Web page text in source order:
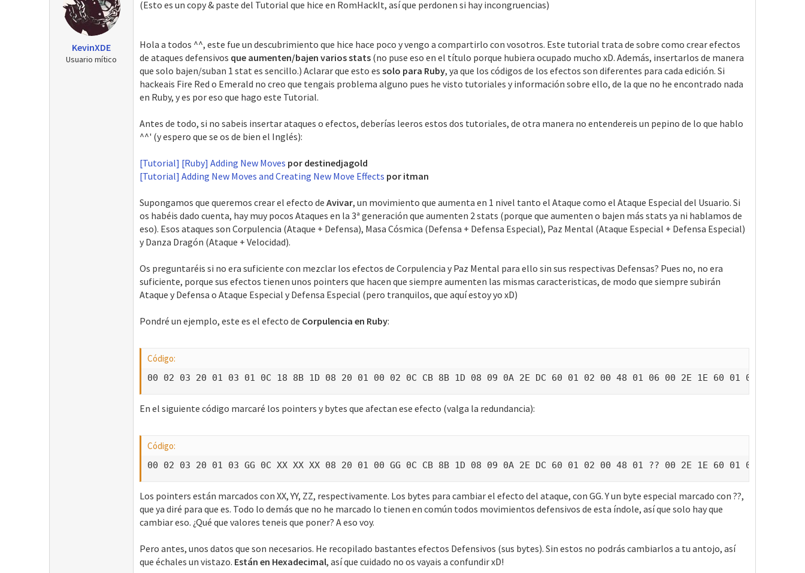
a
d
n
KevinXDE
Usuario mítico
(Esto es un copy & paste del Tutorial que hice en RomHackIt, así que perdonen si hay incongruencias)
Hola a todos ^^, este fue un descubrimiento que hice hace poco y vengo a compartirlo con vosotros. Este tutorial trata de sobre como crear efectos
de ataques defensivos que aumenten/bajen varios stats (no puse eso en el título porque hubiera ocupado mucho xD. Además, insertarlos de manera
que solo bajen/suban 1 stat es sencillo.) Aclarar que esto es solo para Ruby, ya que los códigos de los efectos son diferentes para cada edición. Si
hackeais Fire Red o Emerald no creo que tengais problema alguno pues he visto tutoriales y información sobre ello, de la que no he encontrado nada
en Ruby, y es por eso que hago este Tutorial.
Antes de todo, si no sabeis insertar ataques o efectos, deberías leeros estos dos tutoriales, de otra manera no entendereis un pepino de lo que hablo
^^' (y espero que se os de bien el Inglés):
[Tutorial] [Ruby] Adding New Moves por destinedjagold
[Tutorial] Adding New Moves and Creating New Move Effects por itman
Supongamos que queremos crear el efecto de Avivar, un movimiento que aumenta en 1 nivel tanto el Ataque como el Ataque Especial del Usuario. Si
os habéis dado cuenta, hay muy pocos Ataques en la 3ª generación que aumenten 2 stats (porque que aumenten o bajen más stats ya ni hablamos de
eso). Esos ataques son Corpulencia (Ataque + Defensa), Masa Cósmica (Defensa + Defensa Especial), Paz Mental (Ataque Especial + Defensa Especial)
y Danza Dragón (Ataque + Velocidad).
Os preguntaréis si no era suficiente con mezclar los efectos de Corpulencia y Paz Mental para ello sin sus respectivas Defensas? Pues no, no era
suficiente, porque sus efectos tienen unos pointers que hacen que siempre aumenten las mismas caracteristicas, de modo que siempre subirán
Ataque y Defensa o Ataque Especial y Defensa Especial (pero tranquilos, que aquí estoy yo xD)
Pondré un ejemplo, este es el efecto de Corpulencia en Ruby:
Código:
00 02 03 20 01 03 01 0C 18 8B 1D 08 20 01 00 02 0C CB 8B 1D 08 09 0A 2E DC 60 01 02 00 48 01 06 00 2E 1E 60 01 02 11
En el siguiente código marcaré los pointers y bytes que afectan ese efecto (valga la redundancia):
Código:
00 02 03 20 01 03 GG 0C XX XX XX 08 20 01 00 GG 0C CB 8B 1D 08 09 0A 2E DC 60 01 02 00 48 01 ?? 00 2E 1E 60 01 02 GG
Los pointers están marcados con XX, YY, ZZ, respectivamente. Los bytes para cambiar el efecto del ataque, con GG. Y un byte especial marcado con ??,
que ya diré para que es. Todo lo demás que no he marcado lo tienen en común todos movimientos defensivos de esta índole, así que solo hay que
cambiar eso. ¿Qué que valores teneis que poner? A eso voy.
Pero antes, unos datos que son necesarios. He recopilado bastantes efectos Defensivos (sus bytes). Sin estos no podrás cambiarlos a tu antojo, así
que échales un vistazo. Están en Hexadecimal, así que cuidado no os vayais a confundir xD!